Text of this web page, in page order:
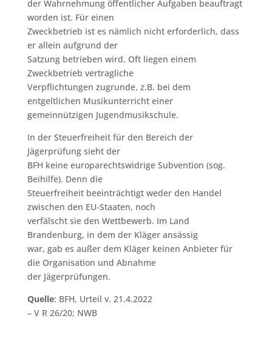
der Wahrnehmung öffentlicher Aufgaben beauftragt
worden ist. Für einen
Zweckbetrieb ist es nämlich nicht erforderlich, dass
er allein aufgrund der
Satzung betrieben wird. Oft liegen einem
Zweckbetrieb vertragliche
Verpflichtungen zugrunde, z.B. bei dem
entgeltlichen Musikunterricht einer
gemeinnützigen Jugendmusikschule.
In der Steuerfreiheit für den Bereich der
Jägerprüfung sieht der
BFH keine europarechtswidrige Subvention (sog.
Beihilfe). Denn die
Steuerfreiheit beeinträchtigt weder den Handel
zwischen den EU-Staaten, noch
verfälscht sie den Wettbewerb. Im Land
Brandenburg, in dem der Kläger ansässig
war, gab es außer dem Kläger keinen Anbieter für
die Organisation und Abnahme
der Jägerprüfungen.
Quelle: BFH, Urteil v. 21.4.2022
– V R 26/20; NWB